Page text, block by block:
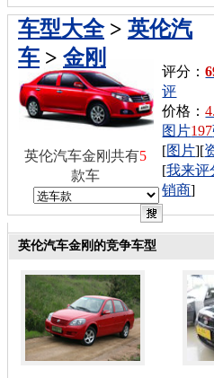
车型大全> 英伦汽
车 > 金刚
评分：
评
价格：
图片197
[图片][
[我来评
销商]
英伦汽车金刚共有5
款车
英伦汽车金刚的竞争车型